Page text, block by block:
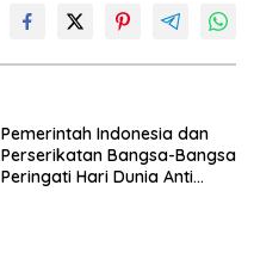
Pemerintah Indonesia dan
Perserikatan Bangsa-Bangsa
Peringati Hari Dunia Anti